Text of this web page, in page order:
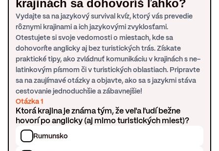
krajinách sa dohovoríš ľahko?
Vydajte sa na jazykový survival kvíz, ktorý vás prevedie
rôznymi krajinami a ich jazykovými zvyklosťami.
Otestujete si svoje vedomosti o miestach, kde sa
dohovoríte anglicky aj bez turistických trás. Získate
praktické tipy, ako zvládnuť komunikáciu v krajinách s ne-
latinkovým písmom či v turistických oblastiach. Pripravte
sa na zaujímavé otázky a objavte, ako sa s jazykmi stáva
cestovanie jednoduchšie a zábavnejšie!
Otázka 1
Ktorá krajina je známa tým, že veľa ľudí bežne
hovorí po anglicky (aj mimo turistických miest)?
Rumunsko